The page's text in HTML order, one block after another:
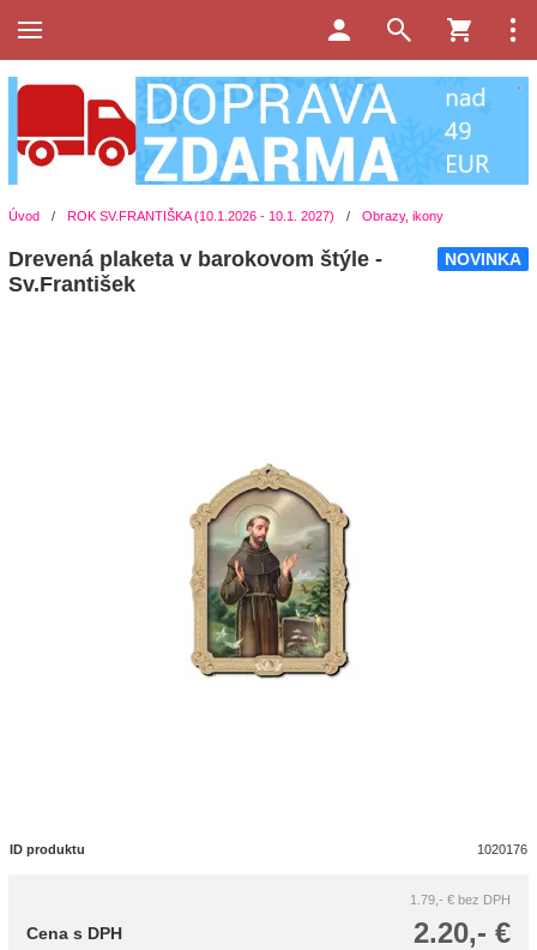
Úvod / ROK SV.FRANTIŠKA (10.1.2026 - 10.1. 2027) / Obrazy, ikony
NOVINKA
Drevená plaketa v barokovom štýle -
Sv.František
ID produktu 1020176
1.79,- € bez DPH
2.20,- €
Cena s DPH